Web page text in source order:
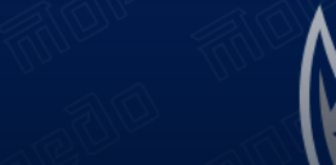
Фотобанк